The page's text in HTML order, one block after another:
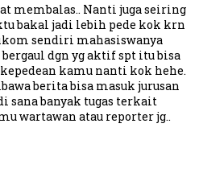
membalas.. Nanti juga seiring
bakal jadi lebih pede kok krn
sendiri mahasiswanya
dgn yg aktif spt itu bisa
kamu nanti kok hehe.
berita bisa masuk jurusan
sana banyak tugas terkait
wartawan atau reporter jg..